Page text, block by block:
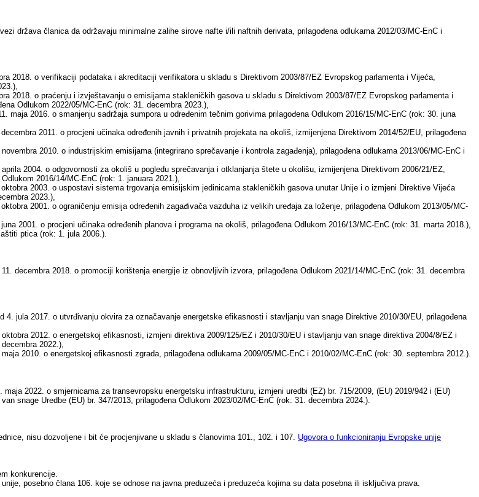
država članica da održavaju minimalne zalihe sirove nafte i/ili naftnih derivata, prilagođena odlukama 2012/03/MC-EnC i
2018. o verifikaciji podataka i akreditaciji verifikatora u skladu s Direktivom 2003/87/EZ Evropskog parlamenta i Vijeća,
2018. o praćenju i izvještavanju o emisijama stakleničkih gasova u skladu s Direktivom 2003/87/EZ Evropskog parlamenta i
Odlukom 2022/05/MC-EnC (rok: 31. decembra 2023.),
maja 2016. o smanjenju sadržaja sumpora u određenim tečnim gorivima prilagođena Odlukom 2016/15/MC-EnC (rok: 30. juna
2011. o procjeni učinaka određenih javnih i privatnih projekata na okoliš, izmijenjena Direktivom 2014/52/EU, prilagođena
2010. o industrijskim emisijama (integrirano sprečavanje i kontrola zagađenja), prilagođena odlukama 2013/06/MC-EnC i
2004. o odgovornosti za okoliš u pogledu sprečavanja i otklanjanja štete u okolišu, izmijenjena Direktivom 2006/21/EZ,
2016/14/MC-EnC (rok: 1. januara 2021.),
2003. o uspostavi sistema trgovanja emisijskim jedinicama stakleničkih gasova unutar Unije i o izmjeni Direktive Vijeća
2023.),
2001. o ograničenju emisija određenih zagađivača vazduha iz velikih uređaja za loženje, prilagođena Odlukom 2013/05/MC-
2001. o procjeni učinaka određenih planova i programa na okoliš, prilagođena Odlukom 2016/13/MC-EnC (rok: 31. marta 2018.),
ptica (rok: 1. jula 2006.).
decembra 2018. o promociji korištenja energije iz obnovljivih izvora, prilagođena Odlukom 2021/14/MC-EnC (rok: 31. decembra
4. jula 2017. o utvrđivanju okvira za označavanje energetske efikasnosti i stavljanju van snage Direktive 2010/30/EU, prilagođena
2012. o energetskoj efikasnosti, izmjeni direktiva 2009/125/EZ i 2010/30/EU i stavljanju van snage direktiva 2004/8/EZ i
2022.),
2010. o energetskoj efikasnosti zgrada, prilagođena odlukama 2009/05/MC-EnC i 2010/02/MC-EnC (rok: 30. septembra 2012.).
maja 2022. o smjernicama za transevropsku energetsku infrastrukturu, izmjeni uredbi (EZ) br. 715/2009, (EU) 2019/942 i (EU)
snage Uredbe (EU) br. 347/2013, prilagođena Odlukom 2023/02/MC-EnC (rok: 31. decembra 2024.).
nisu dozvoljene i bit će procjenjivane u skladu s članovima 101., 102. i 107. Ugovora o funkcioniranju Evropske unije
konkurencije.
posebno člana 106. koje se odnose na javna preduzeća i preduzeća kojima su data posebna ili isključiva prava.